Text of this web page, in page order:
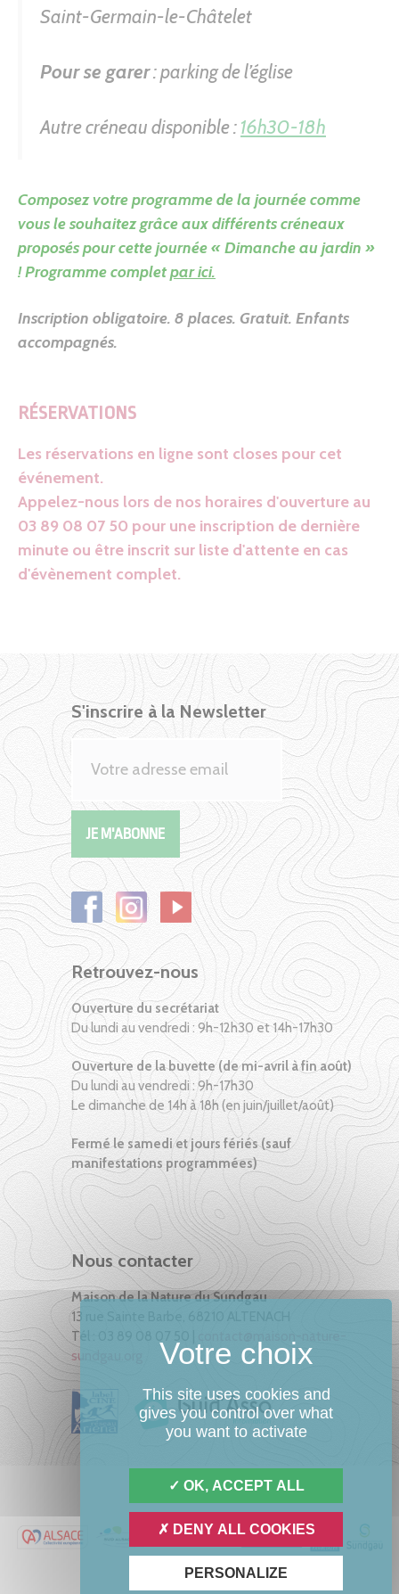
Saint-Germain-le-Châtelet
Pour se garer: parking de l’église
Autre créneau disponible :16h30-18h
Composez votre programme de la journée comme
vous le souhaitez grâce aux différents créneaux
proposés pour cette journée « Dimanche au jardin »
! Programme completpar ici.
Inscription obligatoire. 8 places. Gratuit. Enfants
accompagnés.
RÉSERVATIONS
Les réservations en ligne sont closes pour cet
événement.
Appelez-nous lors de nos horaires d'ouverture au
03 89 08 07 50 pour une inscription de dernière
minute ou être inscrit sur liste d'attente en cas
d'évènement complet.
S'inscrire à la Newsletter
Retrouvez-nous
Ouverture du secrétariat
Du lundi au vendredi : 9h-12h30 et 14h-17h30
Ouverture de la buvette (de mi-avril à fin août)
Du lundi au vendredi : 9h-17h30
Le dimanche de 14h à 18h (en juin/juillet/août)
Fermé le samedi et jours fériés (sauf
manifestations programmées)
Nous contacter
Maison de la Nature du Sundgau
13 rue Sainte Barbe, 68210 ALTENACH
Tél : 03 89 08 07 50 |
sundgau.org
This site uses cookies and
gives you control over what
you want to activate
OK, ACCEPT ALL
DENY ALL COOKIES
PERSONALIZE